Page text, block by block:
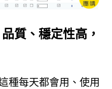
質、穩定性高，
種每天都會用、使用